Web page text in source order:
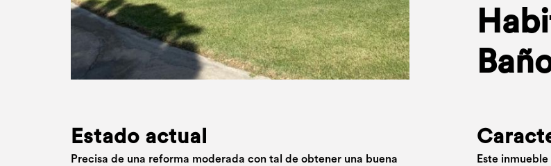
Estado actual
Precisa de una reforma moderada con tal de obtener una buena
Este